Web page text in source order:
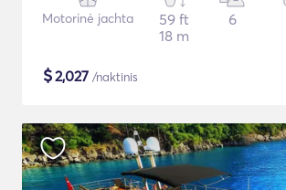
Motorinė jachta
59 ft
18 m
6
$2,027 /naktinis